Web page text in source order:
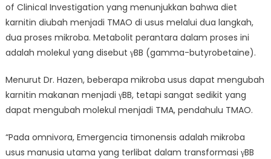
of Clinical Investigation yang menunjukkan bahwa diet
karnitin diubah menjadi TMAO di usus melalui dua langkah,
dua proses mikroba. Metabolit perantara dalam proses ini
adalah molekul yang disebut γBB (gamma-butyrobetaine).
Menurut Dr. Hazen, beberapa mikroba usus dapat mengubah
karnitin makanan menjadi γBB, tetapi sangat sedikit yang
dapat mengubah molekul menjadi TMA, pendahulu TMAO.
“Pada omnivora, Emergencia timonensis adalah mikroba
usus manusia utama yang terlibat dalam transformasi γBB